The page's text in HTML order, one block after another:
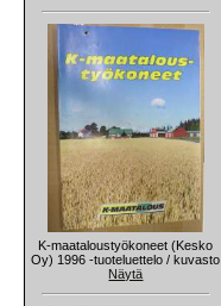
K-maataloustyökoneet (Kesko
Oy) 1996 -tuoteluettelo / kuvasto
Näytä